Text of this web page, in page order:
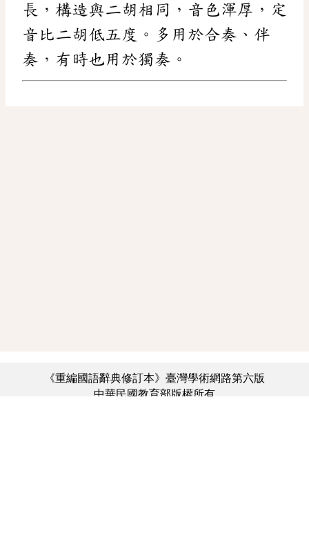
長，構造與二胡相同，音色渾厚，定
音比二胡低五度。多用於合奏、伴
奏，有時也用於獨奏。
《重編國語辭典修訂本》臺灣學術網路第六版
中華民國教育部版權所有